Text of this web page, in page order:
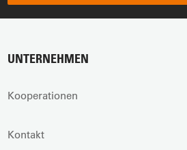
UNTERNEHMEN
Kooperationen
Kontakt